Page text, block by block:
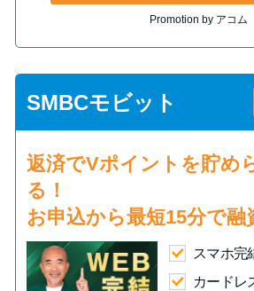
Promotion by アコム
SMBCモビット
返済でVポイント を貯め
る！
お申込から最短15分で融
スマホ完
カードレ